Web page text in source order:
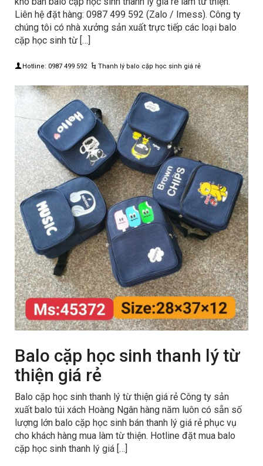
Liên hệ đặt hàng: 0987 499 592 (Zalo / Imess). Công ty
chúng tôi có nhà xưởng sản xuất trực tiếp các loại balo
cặp học sinh từ […]
Hotline: 0987 499 592 Thanh lý balo cặp học sinh giá rẻ
Balo cặp học sinh thanh lý từ
thiện giá rẻ
Balo cặp học sinh thanh lý từ thiện giá rẻ Công ty sản
xuất balo túi xách Hoàng Ngân hàng năm luôn có sẵn số
lượng lớn balo cặp học sinh bán thanh lý giá rẻ phục vụ
cho khách hàng mua làm từ thiện. Hotline đặt mua balo
cặp học sinh thanh lý giá […]